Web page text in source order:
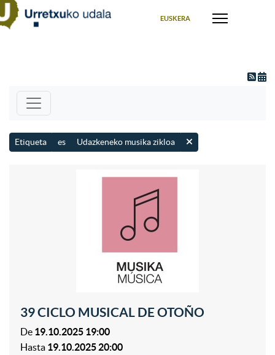
EUSKERA
Etiqueta es Udazkeneko musika zikloa
39 CICLO MUSICAL DE OTOÑO
De 19.10.2025 19:00
Hasta 19.10.2025 20:00